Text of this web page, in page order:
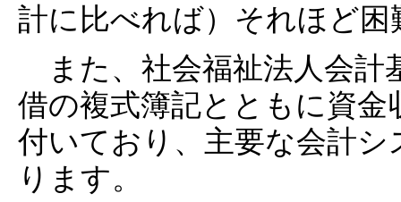
計に比べれば）それほど
また、社会福祉法人会計
借の複式簿記とともに資金
付いており、主要な会計
ります。